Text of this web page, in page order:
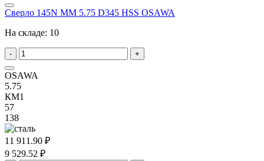
Сверло 145N MM 5.75 D345 HSS OSAWA
На складе: 10
- +
OSAWA
5.75
КМ1
57
138
11 911.90 ₽
9 529.52 ₽